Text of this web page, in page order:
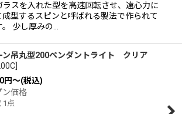
ラスを入れた型を高速回転させ、遠心力に
成型するスピンと呼ばれる製法で作られて
少し厚みの…
ン吊丸型200ペンダントライト クリア
円～(税込)
ン価格
1点